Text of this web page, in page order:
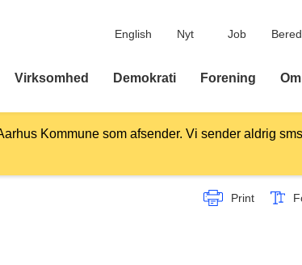
English Nyt Job
Virksomhed Demokrati Forening
Kommune som afsender. Vi sender aldrig
Print